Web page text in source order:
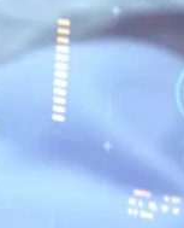
español
português
日本語